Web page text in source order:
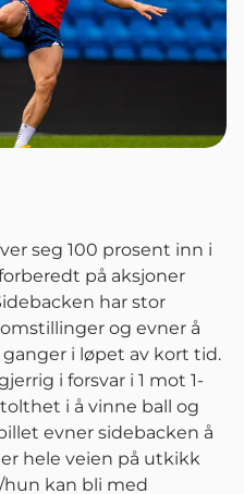
seg 100 prosent inn i
på aksjoner
har stor
og evner å
i løpet av kort tid.
i forsvar i 1 mot 1-
i å vinne ball og
evner sidebacken å
hele veien på utkikk
kan bli med